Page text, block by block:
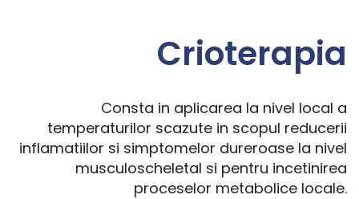
Crioterapia
Consta in aplicarea la nivel local a
temperaturilor scazute in scopul reducerii
inflamatiilor si simptomelor dureroase la nivel
musculoscheletal si pentru incetinirea
proceselor metabolice locale.